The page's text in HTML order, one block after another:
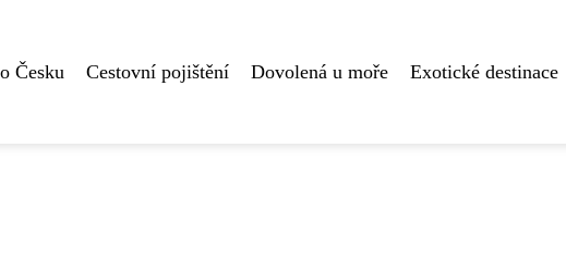
Česku Cestovní pojištění Dovolená u moře Exotické destinace